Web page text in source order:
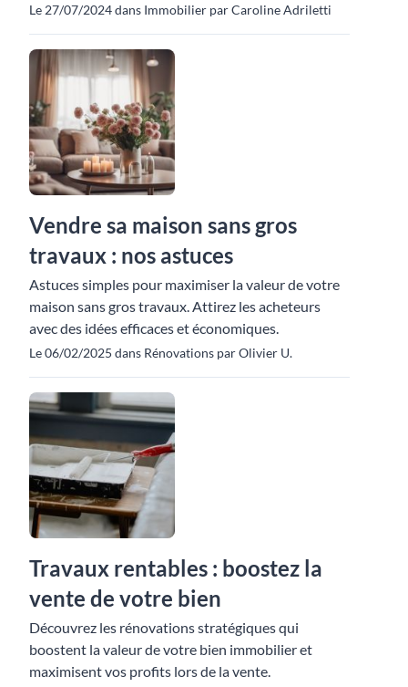
Le 27/07/2024 dans Immobilier par Caroline Adriletti
Vendre sa maison sans gros
travaux : nos astuces
Astuces simples pour maximiser la valeur de votre
maison sans gros travaux. Attirez les acheteurs
avec des idées efficaces et économiques.
Le 06/02/2025 dans Rénovations par Olivier U.
Travaux rentables : boostez la
vente de votre bien
Découvrez les rénovations stratégiques qui
boostent la valeur de votre bien immobilier et
maximisent vos profits lors de la vente.